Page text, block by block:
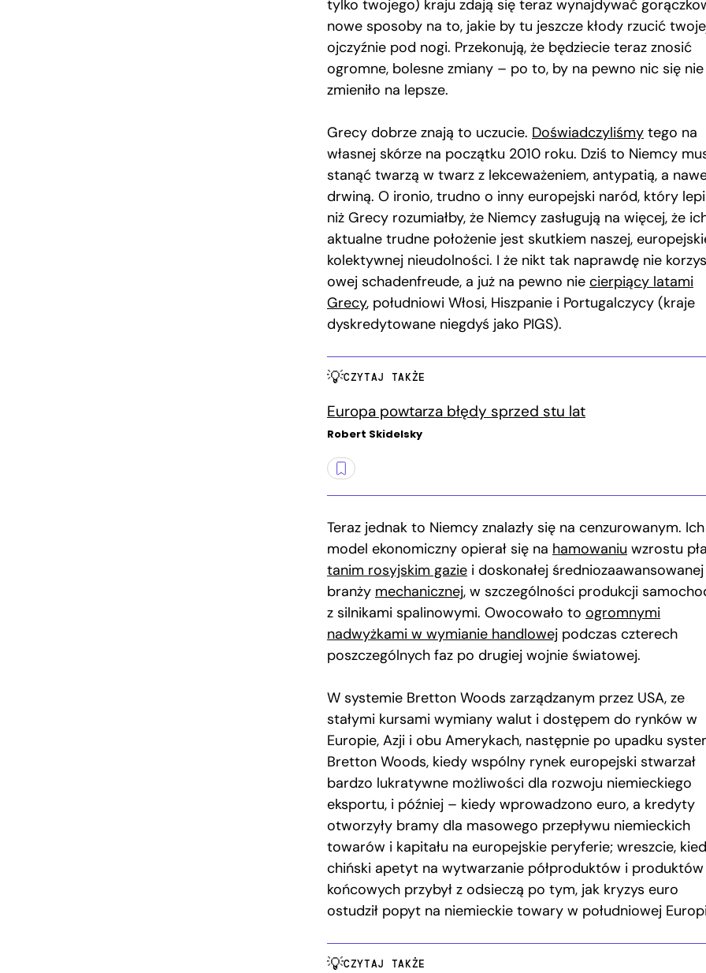
tylko twojego) kraju zdają się teraz wynajdywać
nowe sposoby na to, jakie by tu jeszcze kłody rzucić
ojczyźnie pod nogi. Przekonują, że będziecie teraz znosić
ogromne, bolesne zmiany – po to, by na pewno nic się nie
zmieniło na lepsze.
Grecy dobrze znają to uczucie. Doświadczyliśmy tego na
własnej skórze na początku 2010 roku. Dziś to Niemcy
stanąć twarzą w twarz z lekceważeniem, antypatią, a
drwiną. O ironio, trudno o inny europejski naród, który
niż Grecy rozumiałby, że Niemcy zasługują na więcej, że
aktualne trudne położenie jest skutkiem naszej,
kolektywnej nieudolności. I że nikt tak naprawdę nie
owej schadenfreude, a już na pewno nie cierpiący latami
Grecy, południowi Włosi, Hiszpanie i Portugalczycy (kraje
dyskredytowane niegdyś jako PIGS).
CZYTAJ TAKŻE
Europa powtarza błędy sprzed stu lat
Robert Skidelsky
Teraz jednak to Niemcy znalazły się na cenzurowanym. Ich
model ekonomiczny opierał się na hamowaniu wzrostu
tanim rosyjskim gazie i doskonałej średniozaawansowanej
branży mechanicznej, w szczególności produkcji
z silnikami spalinowymi. Owocowało to ogromnymi
nadwyżkami w wymianie handlowej podczas czterech
poszczególnych faz po drugiej wojnie światowej.
W systemie Bretton Woods zarządzanym przez USA, ze
stałymi kursami wymiany walut i dostępem do rynków w
Europie, Azji i obu Amerykach, następnie po upadku
Bretton Woods, kiedy wspólny rynek europejski stwarzał
bardzo lukratywne możliwości dla rozwoju niemieckiego
eksportu, i później – kiedy wprowadzono euro, a kredyty
otworzyły bramy dla masowego przepływu niemieckich
towarów i kapitału na europejskie peryferie; wreszcie,
chiński apetyt na wytwarzanie półproduktów i produktów
końcowych przybył z odsieczą po tym, jak kryzys euro
ostudził popyt na niemieckie towary w południowej
CZYTAJ TAKŻE